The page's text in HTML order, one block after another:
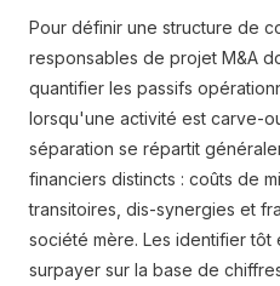
Pour définir une structure de
responsables de projet M&A
quantifier les passifs
lorsqu'une activité est carve-
séparation se répartit
financiers distincts : coûts de
transitoires, dis-synergies et
société mère. Les identifier
surpayer sur la base de